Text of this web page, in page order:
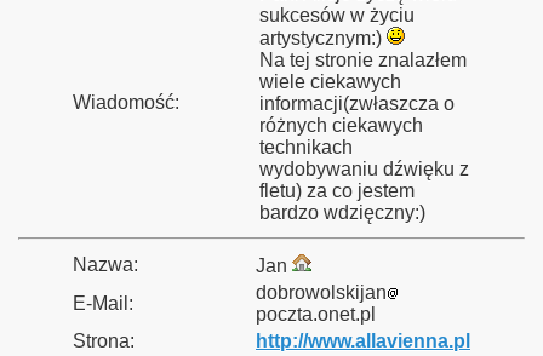
Wiadomość:
sukcesów w życiu
artystycznym:)
Na tej stronie znalazłem
wiele ciekawych
informacji(zwłaszcza o
różnych ciekawych
technikach
wydobywaniu dźwięku z
fletu) za co jestem
bardzo wdzięczny:)
Nazwa:
Jan
E-Mail:
dobrowolskijan
poczta.onet.pl
Strona:
http://www.allavienna.pl